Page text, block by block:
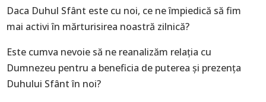
Daca Duhul Sfânt este cu noi, ce ne împiedică să fim
mai activi în mărturisirea noastră zilnică?
Este cumva nevoie să ne reanalizăm relaţia cu
Dumnezeu pentru a beneficia de puterea şi prezenţa
Duhului Sfânt în noi?